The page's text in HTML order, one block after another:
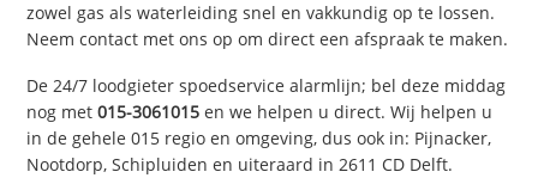
zowel gas als waterleiding snel en vakkundig op te lossen.
Neem contact met ons op om direct een afspraak te maken.
De 24/7 loodgieter spoedservice alarmlijn; bel deze middag
nog met015-3061015 en we helpen u direct. Wij helpen u
in de gehele 015 regio en omgeving, dus ook in: Pijnacker,
Nootdorp, Schipluiden en uiteraard in 2611 CD Delft.